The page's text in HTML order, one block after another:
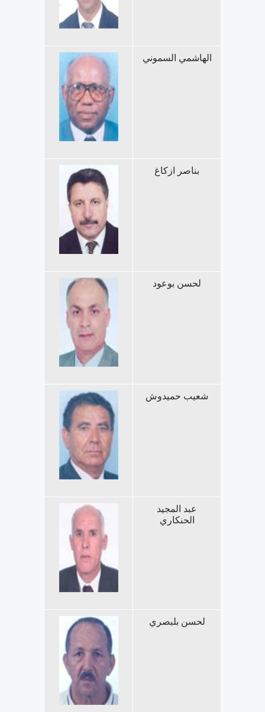
الهاشمي السموني
بناصر ازكاغ
لحسن بوعود
شعيب حميدوش
عبد المجيد
الحنكاري
لحسن بلبصري